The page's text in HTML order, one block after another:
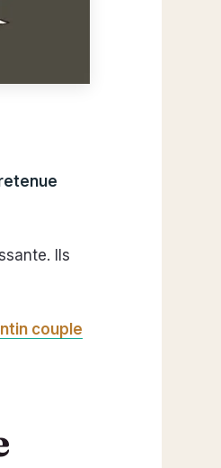
Ils
couple